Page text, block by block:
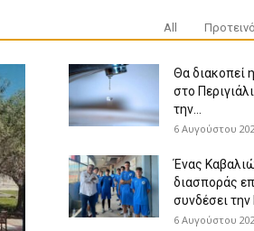
All
Θα διακοπεί
στο
την...
6 Αυγούστου
Ένας
διασποράς
συνδέσει την
6 Αυγούστου